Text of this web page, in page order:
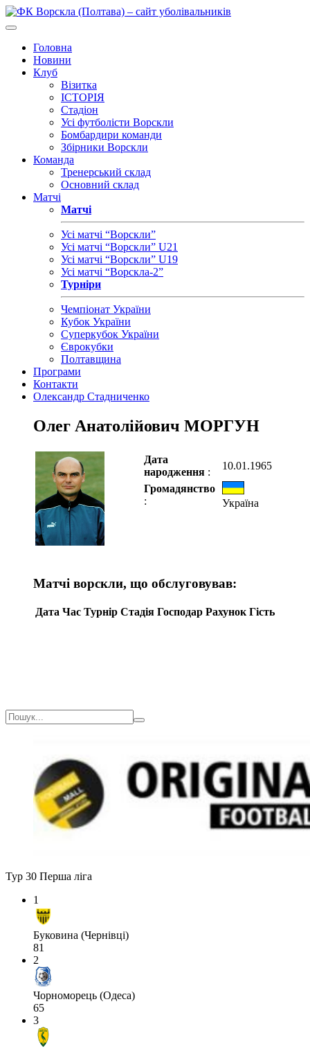
Головна
Новини
Клуб
Візитка
ІСТОРІЯ
Стадіон
Усі футболісти Ворскли
Бомбардири команди
Збірники Ворскли
Команда
Тренерський склад
Основний склад
Матчі
Матчі
Усі матчі “Ворскли”
Усі матчі “Ворскли” U21
Усі матчі “Ворскли” U19
Усі матчі “Ворскла-2”
Турніри
Чемпіонат України
Кубок України
Суперкубок України
Єврокубки
Полтавщина
Програми
Контакти
Олександр Стадниченко
Олег Анатолійович МОРГУН
Дата
народження :
10.01.1965
Громадянство
:
Україна
Матчі ворскли, що обслуговував:
Дата Час Турнір Стадія Господар Рахунок Гість
Тур 30 Перша ліга
1
Буковина (Чернівці)
81
2
Чорноморець (Одеса)
65
3